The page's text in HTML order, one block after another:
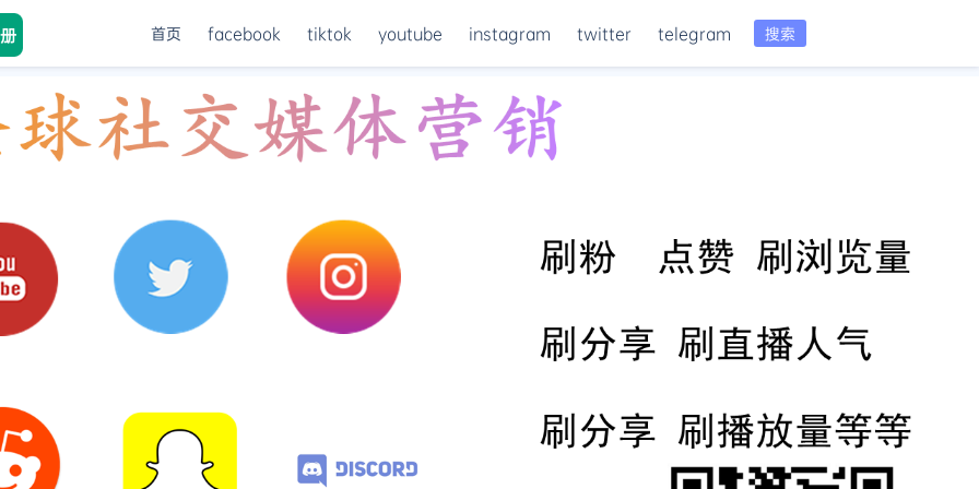
搜索
首页 facebook tiktok youtube instagram twitter telegram